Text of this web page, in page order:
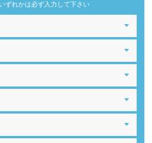
ずれかは必ず入力して下さい